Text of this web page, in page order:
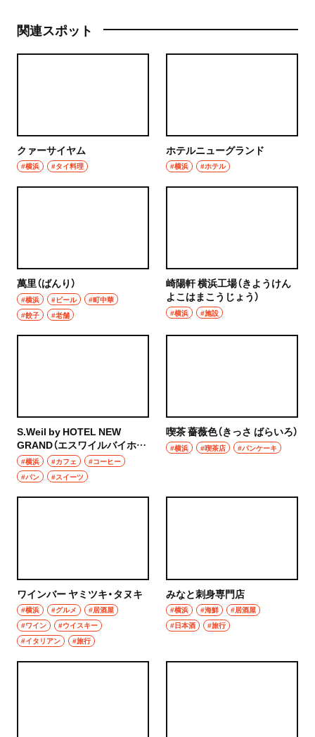
関連スポット
クァーサイヤム
#横浜 #タイ料理
ホテルニューグランド
#横浜 #ホテル
萬里（ばんり）
#横浜 #ビール
#町中華
#餃子
#老舗
崎陽軒 横浜工場（きようけん
よこはまこうじょう）
#横浜 #施設
S.Weil by HOTEL NEW
GRAND（エスワイルバイホテ
ルニューグランド）
#横浜 #カフェ
#コーヒー
#パン
#スイーツ
喫茶 薔薇色（きっさ ばらいろ）
#横浜 #喫茶店 #パンケーキ
ワインバー ヤミツキ・タヌキ
#横浜 #グルメ
#居酒屋
#ワイン
#ウイスキー
#イタリアン
#旅行
みなと刺身専門店
#横浜 #海鮮
#居酒屋
#日本酒
#旅行